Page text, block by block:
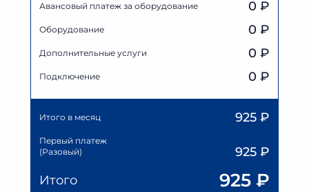
Авансовый платеж за оборудование 0 ₽
Оборудование 0 ₽
Дополнительные услуги 0 ₽
Подключение 0 ₽
Итого в месяц 925 ₽
Первый платеж
(Разовый)
925 ₽
Итого
925 ₽